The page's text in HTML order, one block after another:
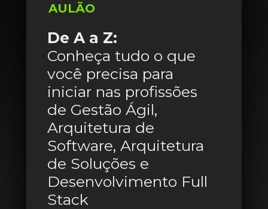
AULÃO
De A a Z:
Conheça tudo o que
você precisa para
iniciar nas profissões
de Gestão Ágil,
Arquitetura de
Software, Arquitetura
de Soluções e
Desenvolvimento Full
Stack